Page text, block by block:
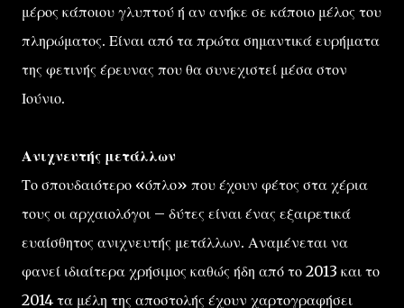
μέρος κάποιου γλυπτού ή αν ανήκε σε κάποιο μέλος του
πληρώματος. Είναι από τα πρώτα σημαντικά ευρήματα
της φετινής έρευνας που θα συνεχιστεί μέσα στον
Ιούνιο.
Ανιχνευτής μετάλλων
Το σπουδαιότερο «όπλο» που έχουν φέτος στα χέρια
τους οι αρχαιολόγοι – δύτες είναι ένας εξαιρετικά
ευαίσθητος ανιχνευτής μετάλλων. Αναμένεται να
φανεί ιδιαίτερα χρήσιμος καθώς ήδη από το 2013 και το
2014 τα μέλη της αποστολής έχουν χαρτογραφήσει